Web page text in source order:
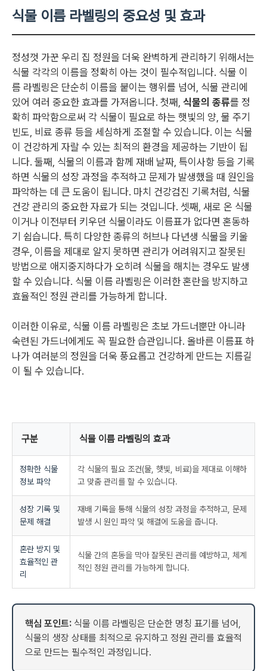
식물 이름 라벨링의 중요성 및 효과
정성껏 가꾼 우리 집 정원을 더욱 완벽하게 관리하기 위해서는
식물 각각의 이름을 정확히 아는 것이 필수적입니다. 식물 이
름 라벨링은 단순히 이름을 붙이는 행위를 넘어, 식물 관리에
있어 여러 중요한 효과를 가져옵니다. 첫째, 식물의 종류를 정
확히 파악함으로써 각 식물이 필요로 하는 햇빛의 양, 물 주기
빈도, 비료 종류 등을 세심하게 조절할 수 있습니다. 이는 식물
이 건강하게 자랄 수 있는 최적의 환경을 제공하는 기반이 됩
니다. 둘째, 식물의 이름과 함께 재배 날짜, 특이사항 등을 기록
하면 식물의 성장 과정을 추적하고 문제가 발생했을 때 원인을
파악하는 데 큰 도움이 됩니다. 마치 건강검진 기록처럼, 식물
건강 관리의 중요한 자료가 되는 것입니다. 셋째, 새로 온 식물
이거나 이전부터 키우던 식물이라도 이름표가 없다면 혼동하
기 쉽습니다. 특히 다양한 종류의 허브나 다년생 식물을 키울
경우, 이름을 제대로 알지 못하면 관리가 어려워지고 잘못된
방법으로 애지중지하다가 오히려 식물을 해치는 경우도 발생
할 수 있습니다. 식물 이름 라벨링은 이러한 혼란을 방지하고
효율적인 정원 관리를 가능하게 합니다.
이러한 이유로, 식물 이름 라벨링은 초보 가드너뿐만 아니라
숙련된 가드너에게도 꼭 필요한 습관입니다. 올바른 이름표 하
나가 여러분의 정원을 더욱 풍요롭고 건강하게 만드는 지름길
이 될 수 있습니다.
구분 식물 이름 라벨링의 효과
정확한 식물
정보 파악
각 식물의 필요 조건(물, 햇빛, 비료)을 제대로 이해하
고 맞춤 관리를 할 수 있습니다.
성장 기록 및
문제 해결
재배 기록을 통해 식물의 성장 과정을 추적하고, 문제
발생 시 원인 파악 및 해결에 도움을 줍니다.
혼란 방지 및
효율적인 관
리
식물 간의 혼동을 막아 잘못된 관리를 예방하고, 체계
적인 정원 관리를 가능하게 합니다.
핵심 포인트: 식물 이름 라벨링은 단순한 명칭 표기를 넘어,
식물의 생장 상태를 최적으로 유지하고 정원 관리를 효율적
으로 만드는 필수적인 과정입니다.